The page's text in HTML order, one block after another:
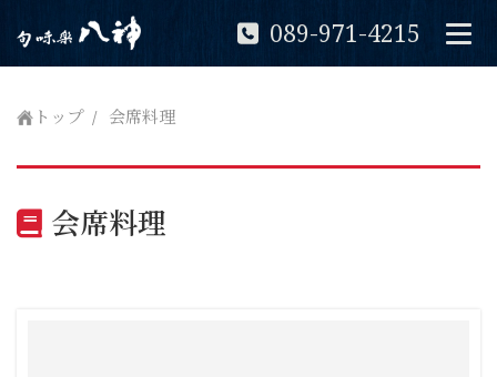
089-971-4215
トップ 会席料理
会席料理